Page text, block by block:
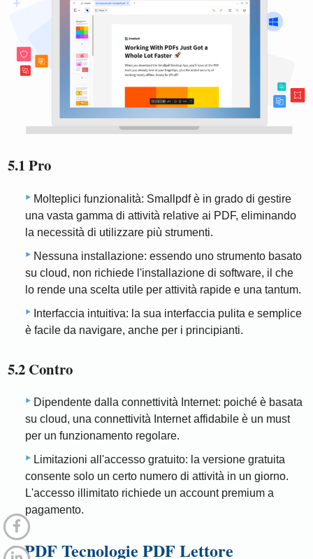
5.1 Pro
Molteplici funzionalità: Smallpdf è in grado di gestire
una vasta gamma di attività relative ai PDF, eliminando
la necessità di utilizzare più strumenti.
Nessuna installazione: essendo uno strumento basato
su cloud, non richiede l'installazione di software, il che
lo rende una scelta utile per attività rapide e una tantum.
Interfaccia intuitiva: la sua interfaccia pulita e semplice
è facile da navigare, anche per i principianti.
5.2 Contro
Dipendente dalla connettività Internet: poiché è basata
su cloud, una connettività Internet affidabile è un must
per un funzionamento regolare.
Limitazioni all'accesso gratuito: la versione gratuita
consente solo un certo numero di attività in un giorno.
L'accesso illimitato richiede un account premium a
pagamento.
6. PDF Tecnologie PDF Lettore